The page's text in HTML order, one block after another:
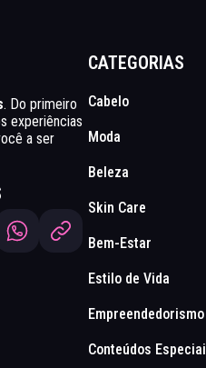
. Do primeiro
experiências
a ser
CATEGORIAS
Cabelo
Moda
Beleza
Skin Care
Bem-Estar
Estilo de Vida
Empreendedorismo
Conteúdos